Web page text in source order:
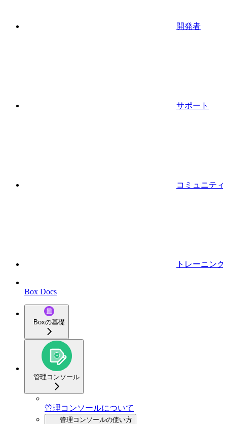
開発者
サポート
コミュニティ
トレーニング
Box Docs
Boxの基礎
管理コンソール
管理コンソールについて
管理コンソールの使い方